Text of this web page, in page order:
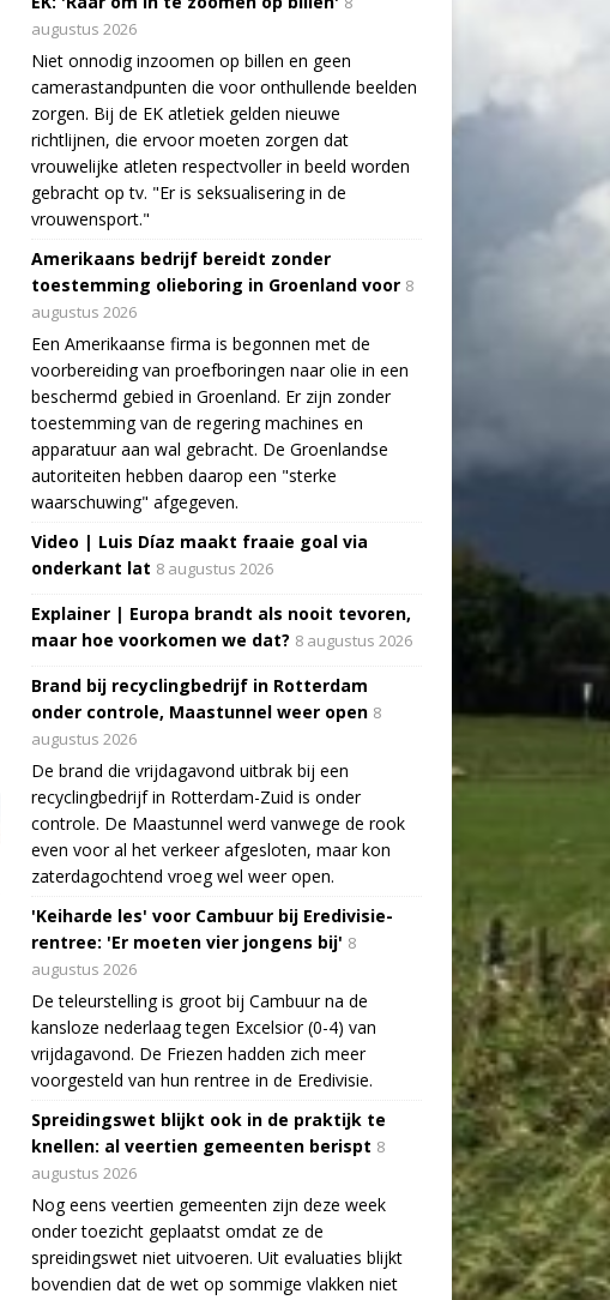
augustus 2026
Niet onnodig inzoomen op billen en geen
camerastandpunten die voor onthullende beelden
zorgen. Bij de EK atletiek gelden nieuwe
richtlijnen, die ervoor moeten zorgen dat
vrouwelijke atleten respectvoller in beeld worden
gebracht op tv. "Er is seksualisering in de
vrouwensport."
Amerikaans bedrijf bereidt zonder
toestemming olieboring in Groenland voor 8
augustus 2026
Een Amerikaanse firma is begonnen met de
voorbereiding van proefboringen naar olie in een
beschermd gebied in Groenland. Er zijn zonder
toestemming van de regering machines en
apparatuur aan wal gebracht. De Groenlandse
autoriteiten hebben daarop een "sterke
waarschuwing" afgegeven.
Video | Luis Díaz maakt fraaie goal via
onderkant lat 8 augustus 2026
Explainer | Europa brandt als nooit tevoren,
maar hoe voorkomen we dat? 8 augustus 2026
Brand bij recyclingbedrijf in Rotterdam
onder controle, Maastunnel weer open 8
augustus 2026
De brand die vrijdagavond uitbrak bij een
recyclingbedrijf in Rotterdam-Zuid is onder
controle. De Maastunnel werd vanwege de rook
even voor al het verkeer afgesloten, maar kon
zaterdagochtend vroeg wel weer open.
'Keiharde les' voor Cambuur bij Eredivisie-
rentree: 'Er moeten vier jongens bij' 8
augustus 2026
De teleurstelling is groot bij Cambuur na de
kansloze nederlaag tegen Excelsior (0-4) van
vrijdagavond. De Friezen hadden zich meer
voorgesteld van hun rentree in de Eredivisie.
Spreidingswet blijkt ook in de praktijk te
knellen: al veertien gemeenten berispt 8
augustus 2026
Nog eens veertien gemeenten zijn deze week
onder toezicht geplaatst omdat ze de
spreidingswet niet uitvoeren. Uit evaluaties blijkt
bovendien dat de wet op sommige vlakken niet